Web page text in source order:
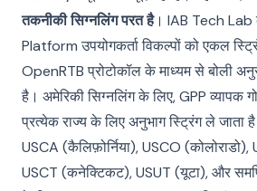
तकनीकी सिग्नलिंग परत है। IAB Tech
Platform उपयोगकर्ता विकल्पों को एकल
OpenRTB प्रोटोकॉल के माध्यम से बोली
है। अमेरिकी सिग्नलिंग के लिए, GPP व्यापक
प्रत्येक राज्य के लिए अनुभाग स्ट्रिंग ले जाता
USCA (कैलिफ़ोर्निया), USCO (कोलोराडो),
USCT (कनेक्टिकट), USUT (यूटा), और